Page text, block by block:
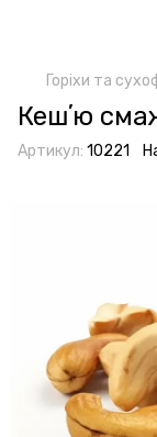
Горіхи та
Кешʼю
Артикул: 10221